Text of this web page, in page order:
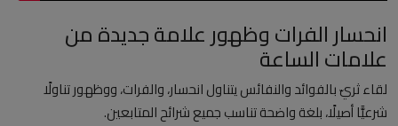
انحسار الفرات وظهور علامة جديدة من
علامات الساعة
لقاء ثريّ بالفوائد والنفائس يتناول انحسار، والفرات، ووظهور تناولًا
شرعيًّا أصيلًا، بلغة واضحة تناسب جميع شرائح المتابعين.